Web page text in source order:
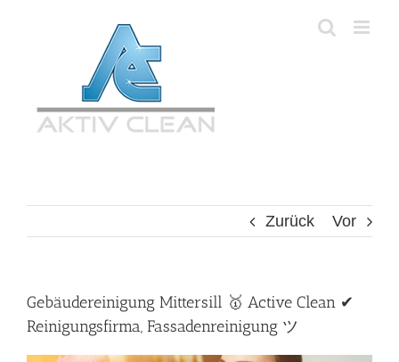
Zurück Vor
Gebäudereinigung Mittersill 🥇 Active Clean ✔
Reinigungsfirma, Fassadenreinigung ツ